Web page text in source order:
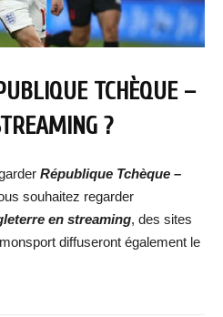
TCHÈQUE –
?
République Tchèque –
souhaitez regarder
en streaming, des sites
diffuseront également le